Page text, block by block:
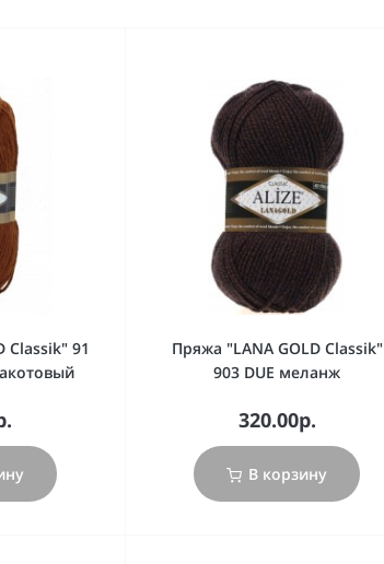
Classik" 91
Пряжа "LANA GOLD Classik"
903 DUE меланж
320.00р.
В корзину